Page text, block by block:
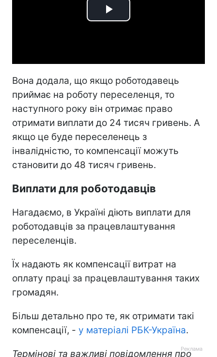
Play
Вона додала, що якщо роботодавець
приймає на роботу переселенця, то
наступного року він отримає право
отримати виплати до 24 тисяч гривень. А
якщо це буде переселенець з
інвалідністю, то компенсації можуть
становити до 48 тисяч гривень.
Виплати для роботодавців
Нагадаємо, в Україні діють виплати для
роботодавців за працевлаштування
переселенців.
Їх надають як компенсації витрат на
оплату праці за працевлаштування таких
громадян.
Більш детально про те, як отримати такі
компенсації, - у матеріалі РБК-Україна.
Термінові та важливі повідомлення про